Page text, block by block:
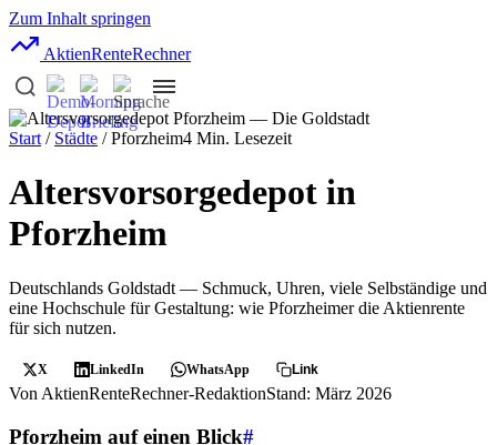
Zum Inhalt springen
AktienRenteRechner
Start / Städte / Pforzheim4 Min. Lesezeit
Altersvorsorgedepot in
Pforzheim
Deutschlands Goldstadt — Schmuck, Uhren, viele Selbständige und
eine Hochschule für Gestaltung: wie Pforzheimer die Aktienrente
für sich nutzen.
X LinkedIn WhatsApp Link
Von AktienRenteRechner-RedaktionStand: März 2026
Pforzheim auf einen Blick#